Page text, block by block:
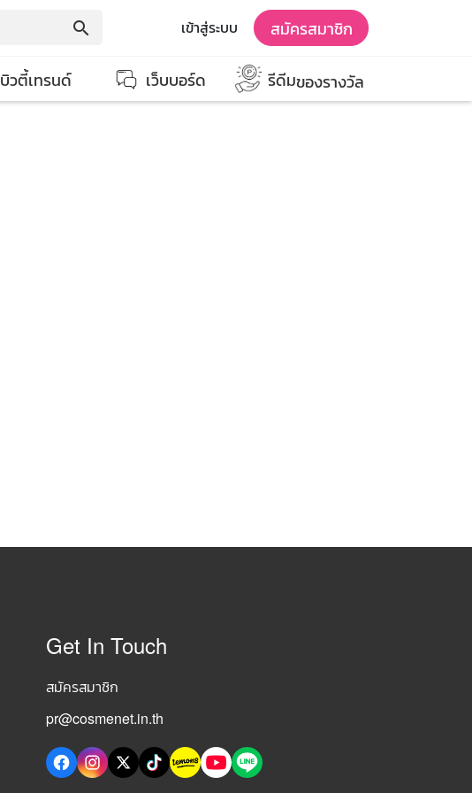
search เข้าสู่ระบบ สมัครสมาชิก
บิวตี้เทรนด์ เว็บบอร์ด รีดีมของรางวัล
Get In Touch
สมัครสมาชิก
pr@cosmenet.in.th